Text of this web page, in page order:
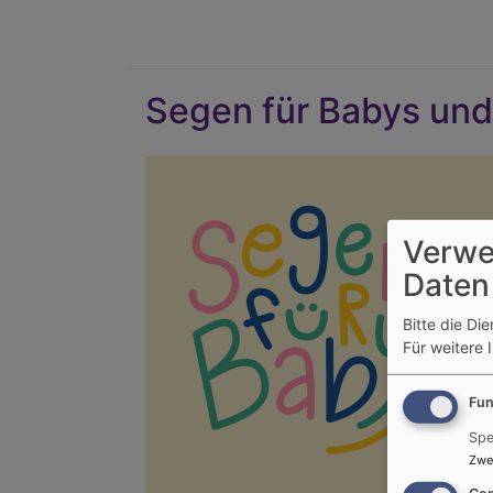
Segen für Babys
Bitte die
Für weitere